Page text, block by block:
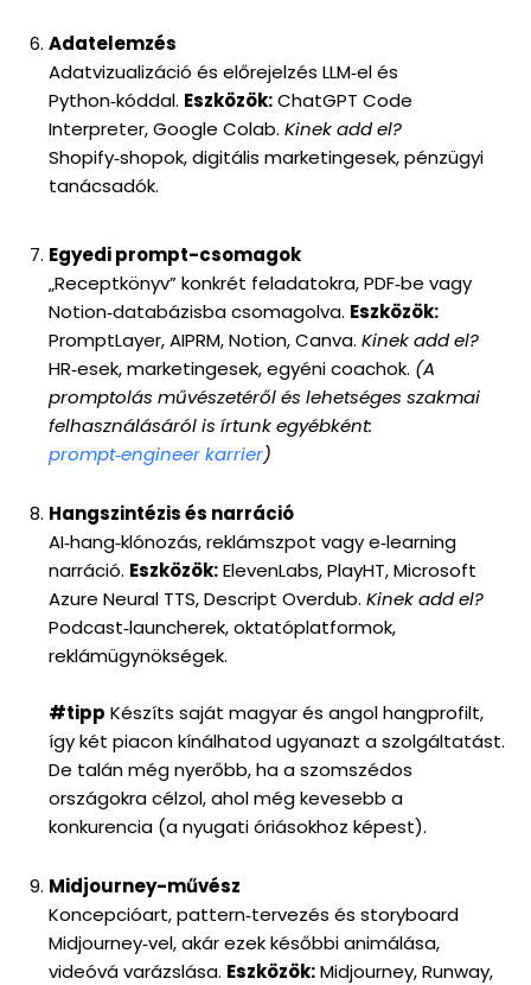
Adatelemzés
Adatvizualizáció és előrejelzés LLM‑el és
Python‑kóddal. Eszközök:ChatGPT Code
Interpreter, Google Colab. Kinek add el?
Shopify‑shopok, digitális marketingesek, pénzügyi
tanácsadók.
Egyedi prompt-csomagok
„Receptkönyv” konkrét feladatokra, PDF‑be vagy
Notion‑databázisba csomagolva. Eszközök:
PromptLayer, AIPRM, Notion, Canva. Kinek add el?
HR‑esek, marketingesek, egyéni coachok. (A
promptolás művészetéről és lehetséges szakmai
felhasználásáról is írtunk egyébként:
prompt‑engineer karrier)
Hangszintézis és narráció
AI‑hang‑klónozás, reklámszpot vagy e‑learning
narráció. Eszközök:ElevenLabs, PlayHT, Microsoft
Azure Neural TTS, Descript Overdub. Kinek add el?
Podcast‑launcherek, oktatóplatformok,
reklámügynökségek.
#tipp Készíts saját magyar és angol hangprofilt,
így két piacon kínálhatod ugyanazt a szolgáltatást.
De talán még nyerőbb, ha a szomszédos
országokra célzol, ahol még kevesebb a
konkurencia (a nyugati óriásokhoz képest).
Midjourney-művész
Koncepcióart, pattern‑tervezés és storyboard
Midjourney‑vel, akár ezek későbbi animálása,
videóvá varázslása. Eszközök:Midjourney, Runway,